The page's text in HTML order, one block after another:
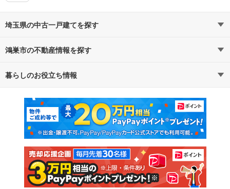
埼玉県の中古一戸建てを探す
路線・駅から探す
通勤・通学時間から探す
鴻巣市の不動産情報を探す
不動産・住宅
新築マンション 中古マンション
新築一戸建て 中古一戸建て
注文住宅 土地
売却査定
暮らしのお役立ち情報
マンションカタログ 教えて！住まいの先生